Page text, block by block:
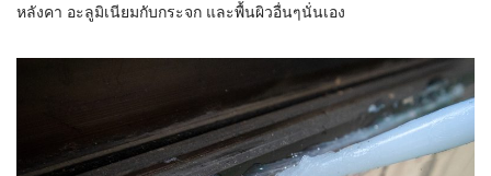
หลังคา อะลูมิเนียมกับกระจก และพื้นผิวอื่นๆนั่นเอง